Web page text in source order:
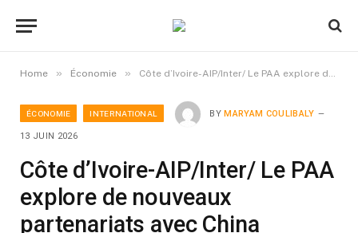
Home » Économie » Côte d’Ivoire-AIP/Inter/ Le PAA explore de nouveaux partenariats avec China Communications Construction Company
ÉCONOMIE INTERNATIONAL BY MARYAM COULIBALY
13 JUIN 2026
Côte d’Ivoire-AIP/Inter/ Le PAA
explore de nouveaux
partenariats avec China